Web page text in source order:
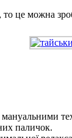
це можна
паличок.